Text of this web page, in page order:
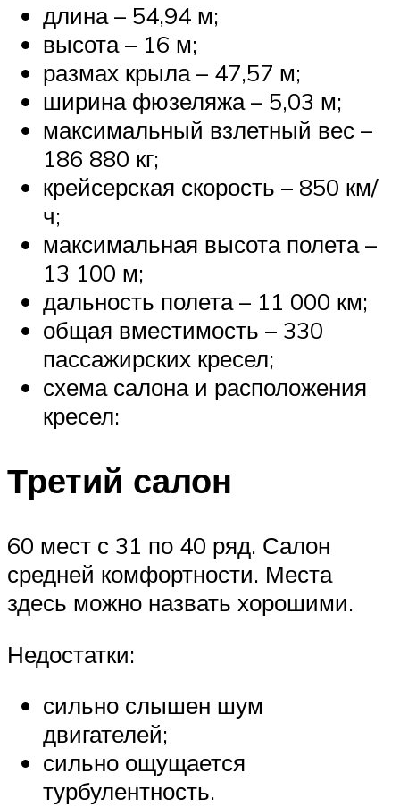
длина – 54,94 м;
высота – 16 м;
размах крыла – 47,57 м;
ширина фюзеляжа – 5,03 м;
максимальный взлетный вес –
186 880 кг;
крейсерская скорость – 850 км/
ч;
максимальная высота полета –
13 100 м;
дальность полета – 11 000 км;
общая вместимость – 330
пассажирских кресел;
схема салона и расположения
кресел:
Третий салон
60 мест с 31 по 40 ряд. Салон
средней комфортности. Места
здесь можно назвать хорошими.
Недостатки:
сильно слышен шум
двигателей;
сильно ощущается
турбулентность.